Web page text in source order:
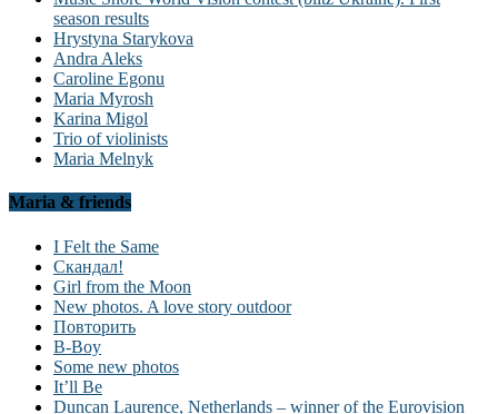
season results
Hrystyna Starykova
Andra Aleks
Caroline Egonu
Maria Myrosh
Karina Migol
Trio of violinists
Maria Melnyk
Maria & friends
I Felt the Same
Скандал!
Girl from the Moon
New photos. A love story outdoor
Повторить
B-Boy
Some new photos
It’ll Be
Duncan Laurence, Netherlands – winner of the Eurovision